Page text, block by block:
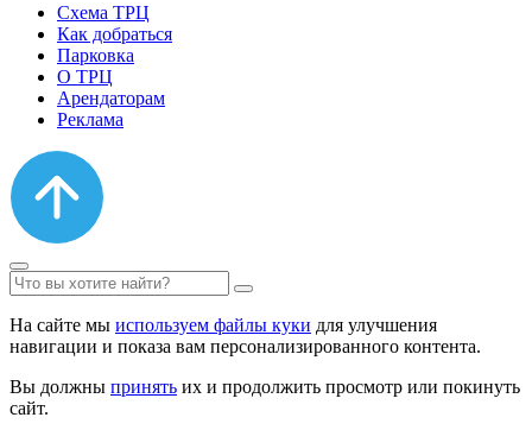
Схема ТРЦ
Как добраться
Парковка
О ТРЦ
Арендаторам
Реклама
На сайте мы используем файлы куки для улучшения
навигации и показа вам персонализированного контента.
Вы должны принять их и продолжить просмотр или покинуть
сайт.